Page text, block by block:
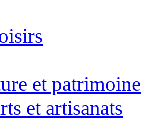
et patrimoine
et artisanats